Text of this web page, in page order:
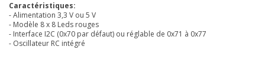
Caractéristiques:
- Alimentation 3,3 V ou 5 V
- Modèle 8 x 8 Leds rouges
- Interface I2C (0x70 par défaut) ou réglable de 0x71 à 0x77
- Oscillateur RC intégré